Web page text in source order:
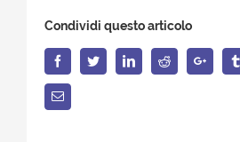
Condividi questo articolo
FacebookTwitterLinkedInReddit
Email